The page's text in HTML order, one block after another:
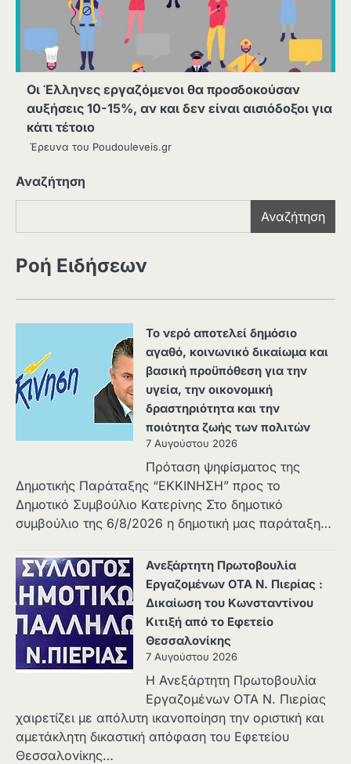
Οι Έλληνες εργαζόμενοι θα προσδοκούσαν
αυξήσεις 10-15%, αν και δεν είναι αισιόδοξοι για
κάτι τέτοιο
Έρευνα του Poudouleveis.gr
Αναζήτηση
Αναζήτηση
Ροή Ειδήσεων
Το νερό αποτελεί δημόσιο
αγαθό, κοινωνικό δικαίωμα και
βασική προϋπόθεση για την
υγεία, την οικονομική
δραστηριότητα και την
ποιότητα ζωής των πολιτών
7 Αυγούστου 2026
Πρόταση ψηφίσματος της
Δημοτικής Παράταξης “ΕΚΚΙΝΗΣΗ” προς το
Δημοτικό Συμβούλιο Κατερίνης Στο δημοτικό
συμβούλιο της 6/8/2026 η δημοτική μας παράταξη…
Ανεξάρτητη Πρωτοβουλία
Εργαζομένων ΟΤΑ Ν. Πιερίας :
Δικαίωση του Κωνσταντίνου
Κιτιξή από το Εφετείο
Θεσσαλονίκης
7 Αυγούστου 2026
Η Ανεξάρτητη Πρωτοβουλία
Εργαζομένων ΟΤΑ Ν. Πιερίας
χαιρετίζει με απόλυτη ικανοποίηση την οριστική και
αμετάκλητη δικαστική απόφαση του Εφετείου
Θεσσαλονίκης…